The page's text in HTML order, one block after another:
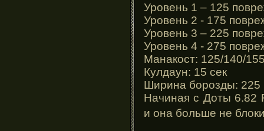
Уровень 1 – 125
Уровень 2 - 175
Уровень 3 – 225
Уровень 4 - 275
Манакост: 125/140/
Кулдаун: 15 сек
Ширина борозды: 225
Начиная с Доты 6.82
и она больше не